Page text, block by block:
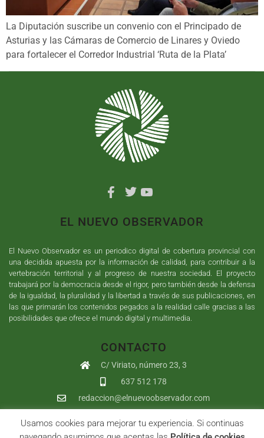
La Diputación suscribe un convenio con el Principado de
Asturias y las Cámaras de Comercio de Linares y Oviedo
para fortalecer el Corredor Industrial ‘Ruta de la Plata’
EL NUEVO OBSERVADOR
El Nuevo Observador es un periodico digital de cobertura provincial con
una decidida apuesta por la información de calidad, para contribuir a la
vertebración territorial y al progreso de nuestra sociedad. El proyecto
trabajará por la democracia desde el rigor, pero también desde la defensa
de la igualdad, la pluralidad y la libertad a través de sus publicaciones, en
las que primarán los contenidos pegados a la realidad calle gracias a las
posibilidades que ofrece el mundo digital y multimedia.
CONTACTO
C/ Viriato, número 23, 3
637 512 178
redaccion@elnuevoobservador.com
Copyright ©2026 El Nuevo Observador | Sumurdigital Diseño web
Usamos cookies para mejorar tu experiencia. Si continuas